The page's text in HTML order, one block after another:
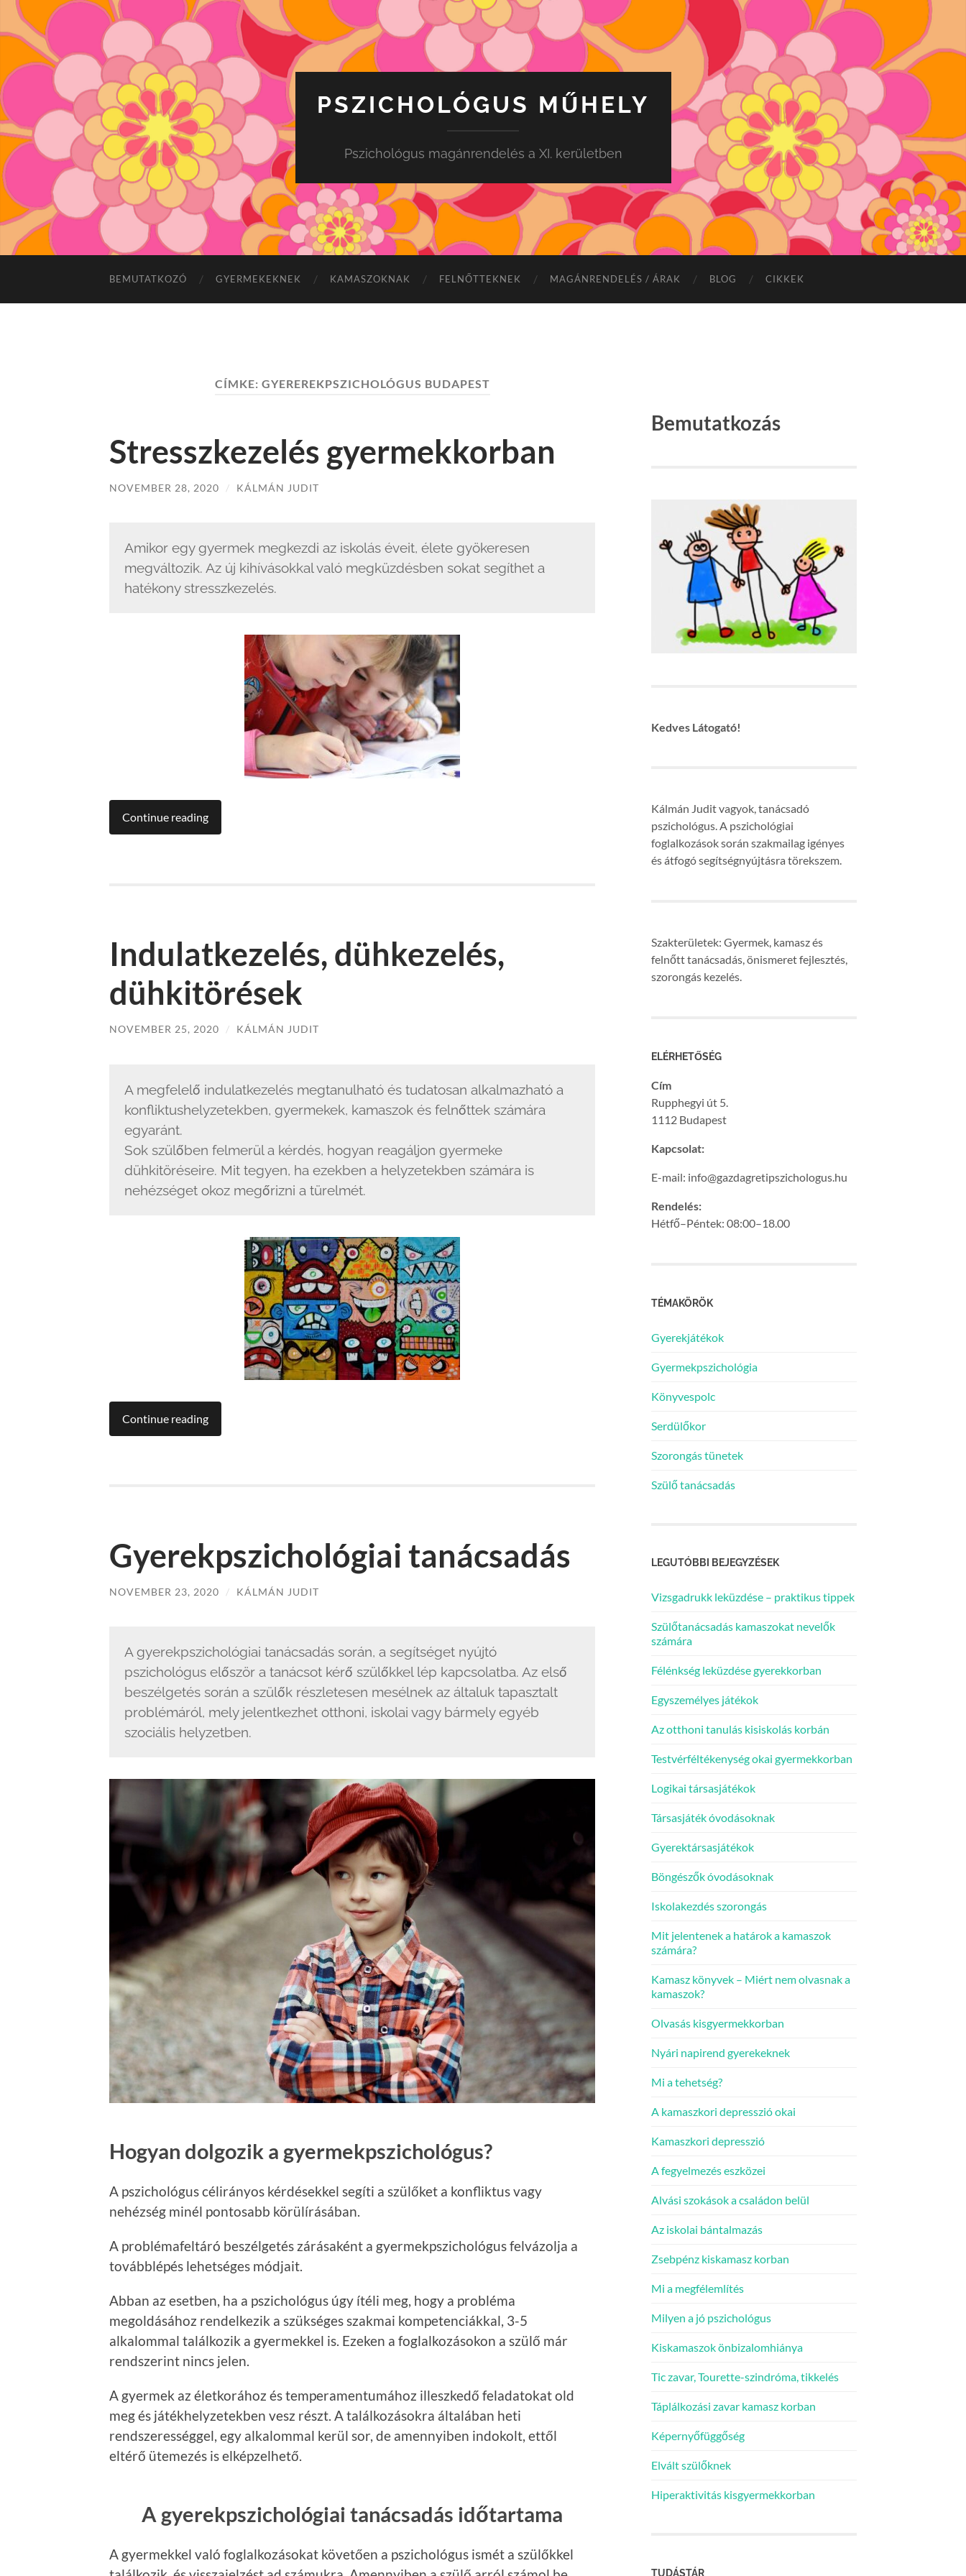
PSZICHOLÓGUS MŰHELY
Pszichológus magánrendelés a XI. kerületben
BEMUTATKOZÓ GYERMEKEKNEK KAMASZOKNAK FELNŐTTEKNEK MAGÁNRENDELÉS / ÁRAK BLOG CIKKEK
CÍMKE: GYEREREKPSZICHOLÓGUS BUDAPEST
Stresszkezelés gyermekkorban
NOVEMBER 28, 2020 / KÁLMÁN JUDIT
Amikor egy gyermek megkezdi az iskolás éveit, élete gyökeresen
megváltozik. Az új kihívásokkal való megküzdésben sokat segíthet a
hatékony stresszkezelés.
Continue reading
Indulatkezelés, dühkezelés,
dühkitörések
NOVEMBER 25, 2020 / KÁLMÁN JUDIT
A megfelelő indulatkezelés megtanulható és tudatosan alkalmazható a
konfliktushelyzetekben, gyermekek, kamaszok és felnőttek számára
egyaránt.
Sok szülőben felmerül a kérdés, hogyan reagáljon gyermeke
dühkitöréseire. Mit tegyen, ha ezekben a helyzetekben számára is
nehézséget okoz megőrizni a türelmét.
Continue reading
Gyerekpszichológiai tanácsadás
NOVEMBER 23, 2020 / KÁLMÁN JUDIT
A gyerekpszichológiai tanácsadás során, a segítséget nyújtó
pszichológus először a tanácsot kérő szülőkkel lép kapcsolatba. Az első
beszélgetés során a szülők részletesen mesélnek az általuk tapasztalt
problémáról, mely jelentkezhet otthoni, iskolai vagy bármely egyéb
szociális helyzetben.
Hogyan dolgozik a gyermekpszichológus?
A pszichológus célirányos kérdésekkel segíti a szülőket a konfliktus vagy
nehézség minél pontosabb körülírásában.
A problémafeltáró beszélgetés zárásaként a gyermekpszichológus felvázolja a
továbblépés lehetséges módjait.
Abban az esetben, ha a pszichológus úgy ítéli meg, hogy a probléma
megoldásához rendelkezik a szükséges szakmai kompetenciákkal, 3-5
alkalommal találkozik a gyermekkel is. Ezeken a foglalkozásokon a szülő már
rendszerint nincs jelen.
A gyermek az életkorához és temperamentumához illeszkedő feladatokat old
meg és játékhelyzetekben vesz részt. A találkozásokra általában heti
rendszerességgel, egy alkalommal kerül sor, de amennyiben indokolt, ettől
eltérő ütemezés is elképzelhető.
A gyerekpszichológiai tanácsadás időtartama
A gyermekkel való foglalkozásokat követően a pszichológus ismét a szülőkkel
Bemutatkozás
Kedves Látogató!
Kálmán Judit vagyok, tanácsadó
pszichológus. A pszichológiai
foglalkozások során szakmailag igényes
és átfogó segítségnyújtásra törekszem.
Szakterületek: Gyermek, kamasz és
felnőtt tanácsadás, önismeret fejlesztés,
szorongás kezelés.
ELÉRHETŐSÉG
Cím
Rupphegyi út 5.
1112 Budapest
Kapcsolat:
E-mail: info@gazdagretipszichologus.hu
Rendelés:
Hétfő–Péntek: 08:00–18.00
TÉMAKÖRÖK
Gyerekjátékok
Gyermekpszichológia
Könyvespolc
Serdülőkor
Szorongás tünetek
Szülő tanácsadás
LEGUTÓBBI BEJEGYZÉSEK
Vizsgadrukk leküzdése – praktikus tippek
Szülőtanácsadás kamaszokat nevelők
számára
Félénkség leküzdése gyerekkorban
Egyszemélyes játékok
Az otthoni tanulás kisiskolás korbán
Testvérféltékenység okai gyermekkorban
Logikai társasjátékok
Társasjáték óvodásoknak
Gyerektársasjátékok
Böngészők óvodásoknak
Iskolakezdés szorongás
Mit jelentenek a határok a kamaszok
számára?
Kamasz könyvek – Miért nem olvasnak a
kamaszok?
Olvasás kisgyermekkorban
Nyári napirend gyerekeknek
Mi a tehetség?
A kamaszkori depresszió okai
Kamaszkori depresszió
A fegyelmezés eszközei
Alvási szokások a családon belül
Az iskolai bántalmazás
Zsebpénz kiskamasz korban
Mi a megfélemlítés
Milyen a jó pszichológus
Kiskamaszok önbizalomhiánya
Tic zavar, Tourette-szindróma, tikkelés
Táplálkozási zavar kamasz korban
Képernyőfüggőség
Elvált szülőknek
Hiperaktivitás kisgyermekkorban
TUDÁSTÁR